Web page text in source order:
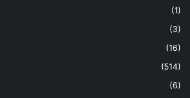
(1)
(3)
(16)
(514)
(6)